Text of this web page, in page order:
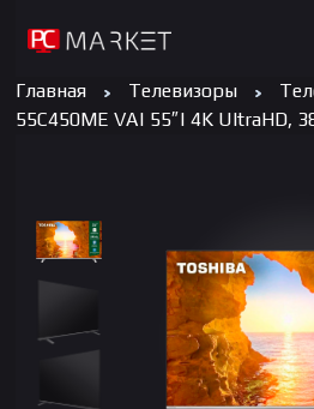
Главная Телевизоры
55C450ME VA| 55″| 4K UltraHD,